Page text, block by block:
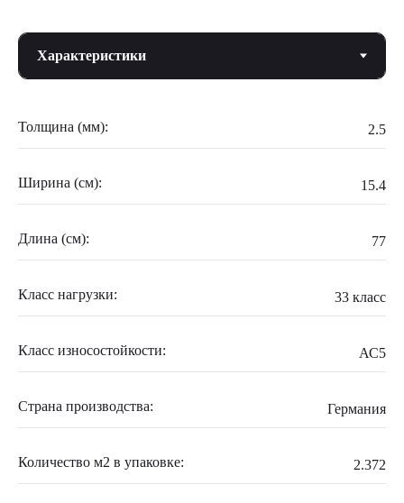
Толщина (мм): 2.5
Ширина (см): 15.4
Длина (см): 77
Класс нагрузки: 33 класс
Класс износостойкости: АС5
Страна производства: Германия
Количество м2 в упаковке: 2.372